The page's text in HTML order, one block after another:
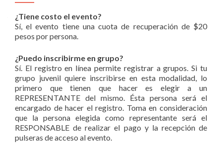
¿Tiene costo el evento?
Sí, el evento tiene una cuota de recuperación de $20
pesos por persona.
¿Puedo inscribirme en grupo?
Sí. El registro en línea permite registrar a grupos. Si tu
grupo juvenil quiere inscribirse en esta modalidad, lo
primero que tienen que hacer es elegir a un
REPRESENTANTE del mismo. Ésta persona será el
encargado de hacer el registro. Toma en consideración
que la persona elegida como representante será el
RESPONSABLE de realizar el pago y la recepción de
pulseras de acceso al evento.